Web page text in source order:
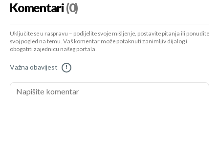
Komentari(0)
Uključite se u raspravu – podijelite svoje mišljenje, postavite pitanja ili ponudite
svoj pogled na temu. Vaš komentar može potaknuti zanimljiv dijalog i
obogatiti zajednicu našeg portala.
Važna obavijest !